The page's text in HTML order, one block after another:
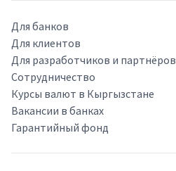
Для банков
Для клиентов
Для разработчиков и партнёров
Сотрудничество
Курсы валют в Кыргызстане
Вакансии в банках
Гарантийный фонд